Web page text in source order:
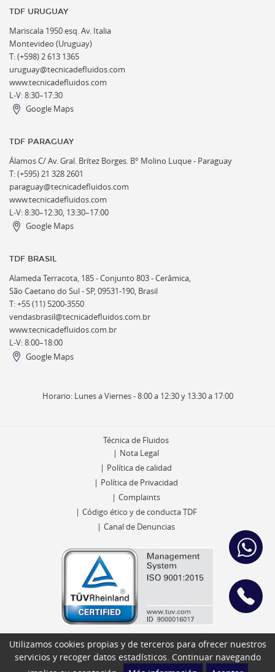
Utilizamos cookies propias y de terceros para ofrecer nuestros
servicios y recoger datos estadísticos. Continuar navegando
TDF URUGUAY
Mariscala 1950 esq. Av. Italia
Montevideo (Uruguay)
T: (+598) 2 613 1365
uruguay@tecnicadefluidos.com
www.tecnicadefluidos.com
L-V: 8:30–17:30
Google Maps
TDF PARAGUAY
Álamos C/ Av. Gral. Brítez Borges. B° Molino Luque - Paraguay
T: (+595) 21 328 2601
paraguay@tecnicadefluidos.com
www.tecnicadefluidos.com
L-V: 8:30–12:30, 13:30–17:00
Google Maps
TDF BRASIL
Alameda Terracota, 185 - Conjunto 803 - Cerâmica,
São Caetano do Sul - SP, 09531-190, Brasil
T: +55 (11) 5200-3550
vendasbrasil@tecnicadefluidos.com.br
www.tecnicadefluidos.com.br
L-V: 8:00–18:00
Google Maps
Horario: Lunes a Viernes - 8:00 a 12:30 y 13:30 a 17:00
Técnica de Fluidos
Nota Legal
Política de calidad
Política de Privacidad
Complaints
Código ético y de conducta TDF
Canal de Denuncias